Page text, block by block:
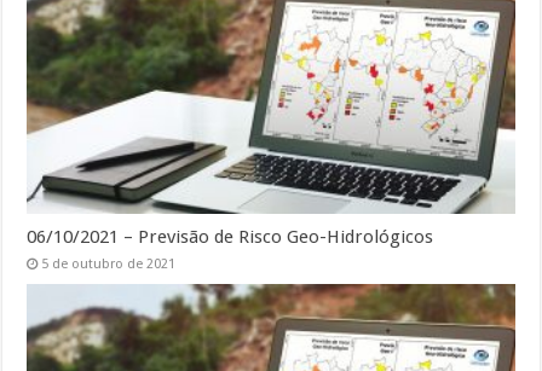
06/10/2021 – Previsão de Risco Geo-Hidrológicos
5 de outubro de 2021